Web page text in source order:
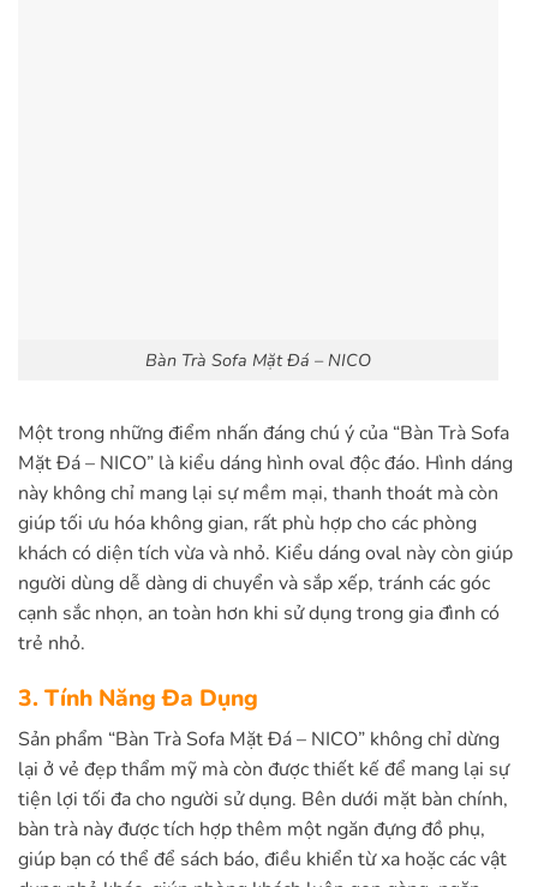
Bàn Trà Sofa Mặt Đá – NICO
Một trong những điểm nhấn đáng chú ý của “Bàn Trà Sofa
Mặt Đá – NICO” là kiểu dáng hình oval độc đáo. Hình dáng
này không chỉ mang lại sự mềm mại, thanh thoát mà còn
giúp tối ưu hóa không gian, rất phù hợp cho các phòng
khách có diện tích vừa và nhỏ. Kiểu dáng oval này còn giúp
người dùng dễ dàng di chuyển và sắp xếp, tránh các góc
cạnh sắc nhọn, an toàn hơn khi sử dụng trong gia đình có
trẻ nhỏ.
3. Tính Năng Đa Dụng
Sản phẩm “Bàn Trà Sofa Mặt Đá – NICO” không chỉ dừng
lại ở vẻ đẹp thẩm mỹ mà còn được thiết kế để mang lại sự
tiện lợi tối đa cho người sử dụng. Bên dưới mặt bàn chính,
bàn trà này được tích hợp thêm một ngăn đựng đồ phụ,
giúp bạn có thể để sách báo, điều khiển từ xa hoặc các vật